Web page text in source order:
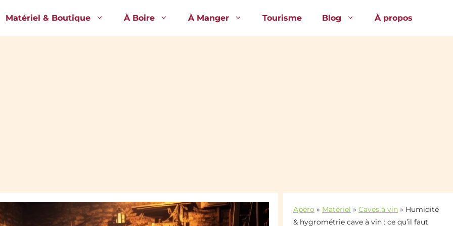
Matériel & Boutique À Boire À Manger Tourisme Blog À propos
Apéro » Matériel » Caves à vin » Humidité
& hygrométrie cave à vin : ce qu’il faut